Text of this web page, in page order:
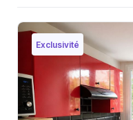
Exclusivité